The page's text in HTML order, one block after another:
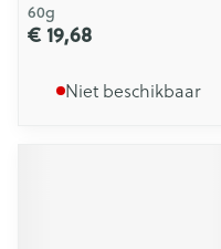
60g
€ 19,68
Niet beschikbaar